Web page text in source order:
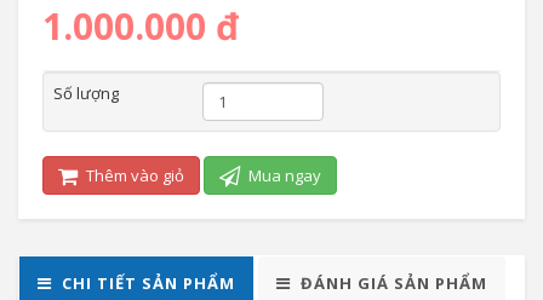
1.000.000 đ
Số lượng
Thêm vào giỏ Mua ngay
CHI TIẾT SẢN PHẨM ĐÁNH GIÁ SẢN PHẨM